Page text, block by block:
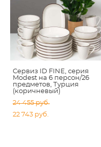
Сервиз ID FINE, серия
Modest на 6 персон/26
предметов, Турция
(коричневый)
24 455 pуб.
22 743 pуб.